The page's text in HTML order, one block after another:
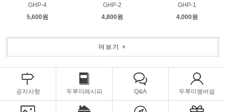
GHP-4
5,600원
GHP-2
4,800원
GHP-1
4,000원
더보기 +
공지사항 두루미레시피 Q&A 두루미멤버쉽